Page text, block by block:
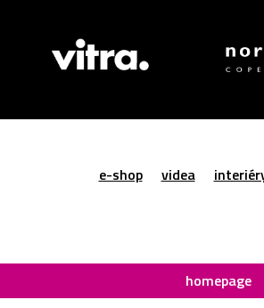
e-shop videa
homepage